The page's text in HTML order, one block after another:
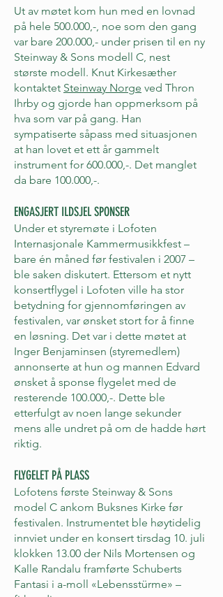
Ut av møtet kom hun med en lovnad
på hele 500.000,-, noe som den gang
var bare 200.000,- under prisen til en ny
Steinway & Sons modell C, nest
største modell. Knut Kirkesæther
kontaktet Steinway Norge ved Thron
Ihrby og gjorde han oppmerksom på
hva som var på gang. Han
sympatiserte såpass med situasjonen
at han lovet et ett år gammelt
instrument for 600.000,-. Det manglet
da bare 100.000,-.
ENGASJERT ILDSJEL SPONSER
Under et styremøte i Lofoten
Internasjonale Kammermusikkfest –
bare én måned før festivalen i 2007 –
ble saken diskutert. Ettersom et nytt
konsertflygel i Lofoten ville ha stor
betydning for gjennomføringen av
festivalen, var ønsket stort for å finne
en løsning. Det var i dette møtet at
Inger Benjaminsen (styremedlem)
annonserte at hun og mannen Edvard
ønsket å sponse flygelet med de
resterende 100.000,-. Dette ble
etterfulgt av noen lange sekunder
mens alle undret på om de hadde hørt
riktig.
FLYGELET PÅ PLASS
Lofotens første Steinway & Sons
model C ankom Buksnes Kirke før
festivalen. Instrumentet ble høytidelig
innviet under en konsert tirsdag 10. juli
klokken 13.00 der Nils Mortensen og
Kalle Randalu framførte Schuberts
Fantasi i a-moll «Lebensstürme» –